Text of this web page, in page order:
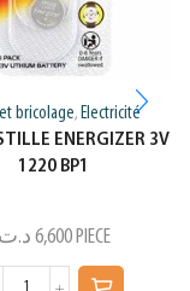
bricolage, Electricité
ENERGIZER 3V
1220 BP1
6,600 د.ت PIECE